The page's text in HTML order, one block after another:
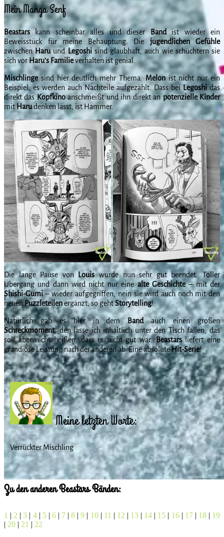
Mein Manga Senf
Beastars kann scheinbar alles und dieser Bandist wieder ein
Beweisstück für meine Behauptung. Die jugendlichen Gefühle
zwischenHaruund Legoshisind glaubhaft, auch wie schüchtern sie
sich vor Haru’s Familieverhalten ist genial.
Mischlingesind hier deutlich mehr Thema.Melonist nicht nur ein
Beispiel, es werden auch Nachteile aufgezählt. Dass bei Legoshidas
direkt das Kopfkinoanschmeißt und ihn direkt anpotenzielle Kinder
mitHarudenken lässt, ist Hammer.
Die lange Pause von Louiswurde nun sehr gut beendet. Toller
Übergang und dann wird nicht nur einealte Geschichte– mit der
Shishi-Gumi– wieder aufgegriffen, nein sie wird auch noch mit den
neuenPuzzleteilenergänzt, so gehtStorytelling!
Natürlich gab es hier in demBandauch einen großen
Schreckmoment, den lasse ich inhaltlich unter den Tisch fallen, das
soll aber nicht heißen, dass er nicht gut war.Beastarsliefert eine
grandiose Leistung nach der anderen ab. Eine absoluteHit-Serie!
Meine letzten Worte:
Verrückter Mischling
Zu den anderen Beastars Bänden:
1 | 2 |3 | 4| 5| 6| 7 |8 |9 | 10| 11 | 12 | 13 | 14 | 15 | 16| 17| 18| 19
| 20 | 21 | 22